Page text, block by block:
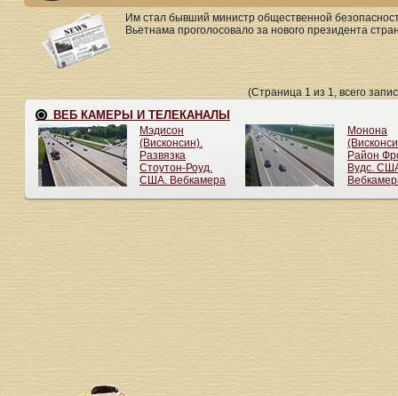
Им стал бывший министр общественной
Вьетнама проголосовало за нового президента
(Страница 1 из 1, всего